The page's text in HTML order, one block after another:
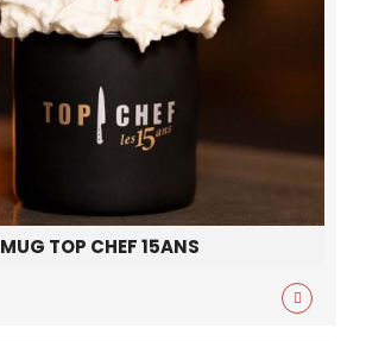
MUG TOP CHEF 15ANS